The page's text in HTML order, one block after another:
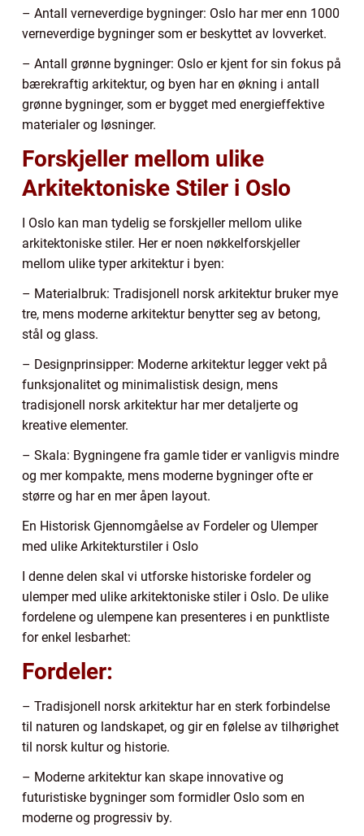
– Antall verneverdige bygninger: Oslo har mer enn 1000
verneverdige bygninger som er beskyttet av lovverket.
– Antall grønne bygninger: Oslo er kjent for sin fokus på
bærekraftig arkitektur, og byen har en økning i antall
grønne bygninger, som er bygget med energieffektive
materialer og løsninger.
Forskjeller mellom ulike
Arkitektoniske Stiler i Oslo
I Oslo kan man tydelig se forskjeller mellom ulike
arkitektoniske stiler. Her er noen nøkkelforskjeller
mellom ulike typer arkitektur i byen:
– Materialbruk: Tradisjonell norsk arkitektur bruker mye
tre, mens moderne arkitektur benytter seg av betong,
stål og glass.
– Designprinsipper: Moderne arkitektur legger vekt på
funksjonalitet og minimalistisk design, mens
tradisjonell norsk arkitektur har mer detaljerte og
kreative elementer.
– Skala: Bygningene fra gamle tider er vanligvis mindre
og mer kompakte, mens moderne bygninger ofte er
større og har en mer åpen layout.
En Historisk Gjennomgåelse av Fordeler og Ulemper
med ulike Arkitekturstiler i Oslo
I denne delen skal vi utforske historiske fordeler og
ulemper med ulike arkitektoniske stiler i Oslo. De ulike
fordelene og ulempene kan presenteres i en punktliste
for enkel lesbarhet:
Fordeler:
– Tradisjonell norsk arkitektur har en sterk forbindelse
til naturen og landskapet, og gir en følelse av tilhørighet
til norsk kultur og historie.
– Moderne arkitektur kan skape innovative og
futuristiske bygninger som formidler Oslo som en
moderne og progressiv by.